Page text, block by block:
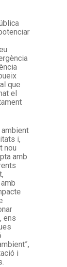
que
el
i,
nou
amb
ens
i